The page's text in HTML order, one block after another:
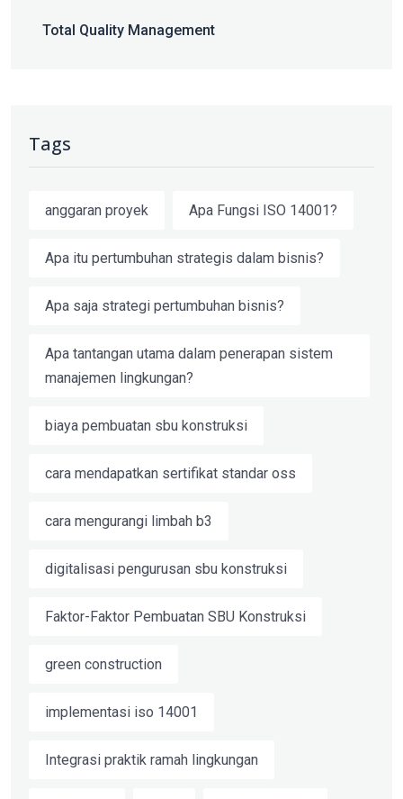
Total Quality Management
Tags
anggaran proyek Apa Fungsi ISO 14001?
Apa itu pertumbuhan strategis dalam bisnis?
Apa saja strategi pertumbuhan bisnis?
Apa tantangan utama dalam penerapan sistem
manajemen lingkungan?
biaya pembuatan sbu konstruksi
cara mendapatkan sertifikat standar oss
cara mengurangi limbah b3
digitalisasi pengurusan sbu konstruksi
Faktor-Faktor Pembuatan SBU Konstruksi
green construction
implementasi iso 14001
Integrasi praktik ramah lingkungan